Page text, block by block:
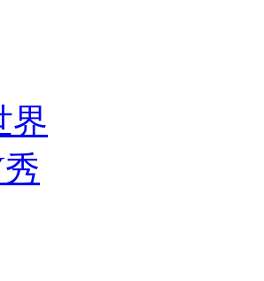
急速倒车逃窜
界